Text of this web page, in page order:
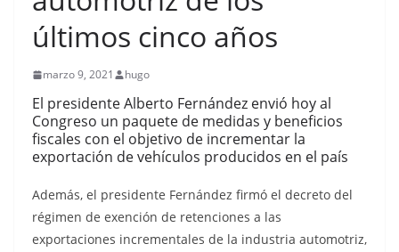
últimos cinco años
marzo 9, 2021 hugo
El presidente Alberto Fernández envió hoy al
Congreso un paquete de medidas y beneficios
fiscales con el objetivo de incrementar la
exportación de vehículos producidos en el país
Además, el presidente Fernández firmó el decreto del
régimen de exención de retenciones a las
exportaciones incrementales de la industria automotriz,